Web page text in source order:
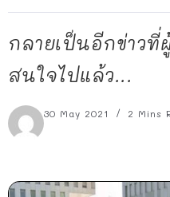
กลายเป็นอีกข่าวที่
สนใจไปแล้ว...
30 May 2021 2 Mins